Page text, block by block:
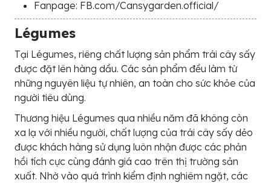
Fanpage: FB.com/Cansygarden.official/
Légumes
Tại Légumes, riêng chất lượng sản phẩm trái cây sấy
được đặt lên hàng dầu. Các sản phẩm đều làm từ
những nguyên liệu tự nhiên, an toàn cho sức khỏe của
người tiêu dùng.
Thương hiệu Légumes qua nhiều năm đã không còn
xa lạ với nhiều người, chất lượng của trái cây sấy dẻo
được khách hàng sử dụng luôn nhận được các phản
hồi tích cực cùng đánh giá cao trên thị trường sản
xuất. Nhờ vào quá trình kiểm định nghiêm ngặt, các